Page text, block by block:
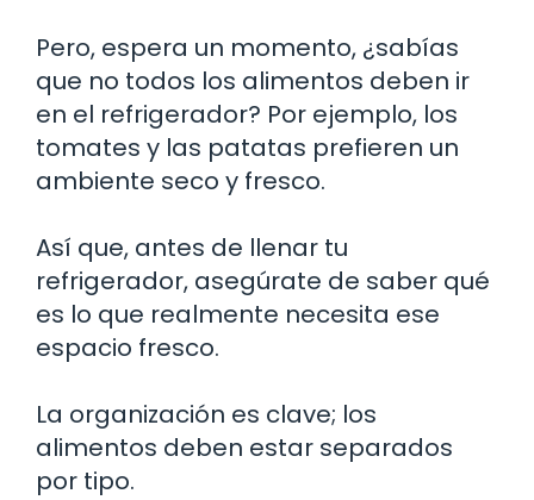
Pero, espera un momento, ¿sabías
que no todos los alimentos deben ir
en el refrigerador? Por ejemplo, los
tomates y las patatas prefieren un
ambiente seco y fresco.
Así que, antes de llenar tu
refrigerador, asegúrate de saber qué
es lo que realmente necesita ese
espacio fresco.
La organización es clave; los
alimentos deben estar separados
por tipo.